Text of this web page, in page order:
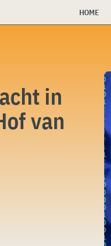
HOME
in
van